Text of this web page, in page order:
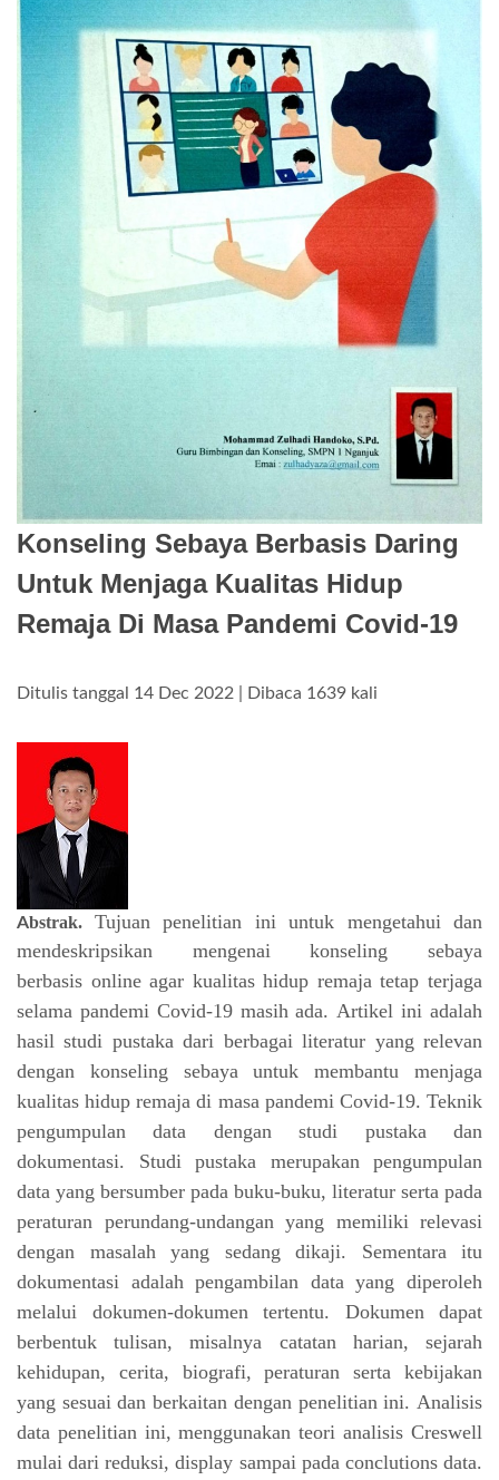
Konseling Sebaya Berbasis Daring
Untuk Menjaga Kualitas Hidup
Remaja Di Masa Pandemi Covid-19
Ditulis tanggal 14 Dec 2022 | Dibaca 1639 kali
Abstrak. Tujuan penelitian ini untuk mengetahui dan
mendeskripsikan mengenai konseling sebaya
berbasis online agar kualitas hidup remaja tetap terjaga
selama pandemi Covid-19 masih ada.Artikel ini adalah
hasil studi pustaka dari berbagai literatur yang relevan
dengan konseling sebaya untuk membantu menjaga
kualitas hidup remaja di masa pandemi Covid-19. Teknik
pengumpulan data dengan studi pustaka dan
dokumentasi. Studi pustaka merupakan pengumpulan
data yang bersumber pada buku-buku, literatur serta pada
peraturan perundang-undangan yang memiliki relevasi
dengan masalah yang sedang dikaji. Sementara itu
dokumentasi adalah pengambilan data yang diperoleh
melalui dokumen-dokumen tertentu. Dokumen dapat
berbentuk tulisan, misalnya catatan harian, sejarah
kehidupan, cerita, biografi, peraturan serta kebijakan
yang sesuai dan berkaitan dengan penelitian ini. Analisis
data penelitian ini, menggunakan teori analisis Creswell
mulai dari reduksi, display sampai pada conclutions data.